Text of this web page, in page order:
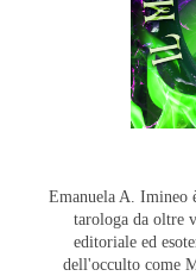
Emanuela A. Imineo
tarologa da oltre
editoriale ed
dell'occulto come